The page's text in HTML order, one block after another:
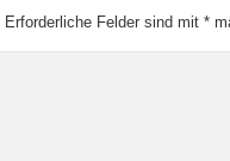
Erforderliche Felder sind mit *